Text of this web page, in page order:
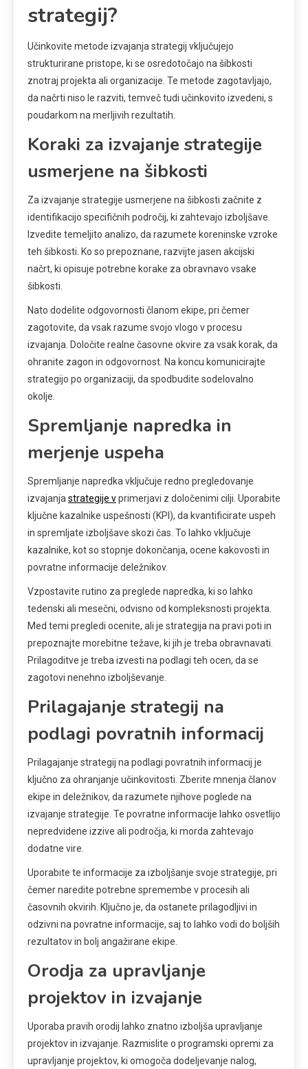
strategij?
Učinkovite metode izvajanja strategij vključujejo
strukturirane pristope, ki se osredotočajo na šibkosti
znotraj projekta ali organizacije. Te metode zagotavljajo,
da načrti niso le razviti, temveč tudi učinkovito izvedeni, s
poudarkom na merljivih rezultatih.
Koraki za izvajanje strategije
usmerjene na šibkosti
Za izvajanje strategije usmerjene na šibkosti začnite z
identifikacijo specifičnih področij, ki zahtevajo izboljšave.
Izvedite temeljito analizo, da razumete koreninske vzroke
teh šibkosti. Ko so prepoznane, razvijte jasen akcijski
načrt, ki opisuje potrebne korake za obravnavo vsake
šibkosti.
Nato dodelite odgovornosti članom ekipe, pri čemer
zagotovite, da vsak razume svojo vlogo v procesu
izvajanja. Določite realne časovne okvire za vsak korak, da
ohranite zagon in odgovornost. Na koncu komunicirajte
strategijo po organizaciji, da spodbudite sodelovalno
okolje.
Spremljanje napredka in
merjenje uspeha
Spremljanje napredka vključuje redno pregledovanje
izvajanjastrategije vprimerjavi z določenimi cilji. Uporabite
ključne kazalnike uspešnosti (KPI), da kvantificirate uspeh
in spremljate izboljšave skozi čas. To lahko vključuje
kazalnike, kot so stopnje dokončanja, ocene kakovosti in
povratne informacije deležnikov.
Vzpostavite rutino za preglede napredka, ki so lahko
tedenski ali mesečni, odvisno od kompleksnosti projekta.
Med temi pregledi ocenite, ali je strategija na pravi poti in
prepoznajte morebitne težave, ki jih je treba obravnavati.
Prilagoditve je treba izvesti na podlagi teh ocen, da se
zagotovi nenehno izboljševanje.
Prilagajanje strategij na
podlagi povratnih informacij
Prilagajanje strategij na podlagi povratnih informacij je
ključno za ohranjanje učinkovitosti. Zberite mnenja članov
ekipe in deležnikov, da razumete njihove poglede na
izvajanje strategije. Te povratne informacije lahko osvetlijo
nepredvidene izzive ali področja, ki morda zahtevajo
dodatne vire.
Uporabite te informacije za izboljšanje svoje strategije, pri
čemer naredite potrebne spremembe v procesih ali
časovnih okvirih. Ključno je, da ostanete prilagodljivi in
odzivni na povratne informacije, saj to lahko vodi do boljših
rezultatov in bolj angažirane ekipe.
Orodja za upravljanje
projektov in izvajanje
Uporaba pravih orodij lahko znatno izboljša upravljanje
projektov in izvajanje. Razmislite o programski opremi za
upravljanje projektov, ki omogoča dodeljevanje nalog,